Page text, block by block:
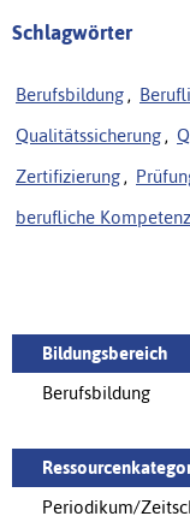
Schlagwörter
Berufsbildung ,
Qualitätssicherung ,
Zertifizierung ,
berufliche Kompetenz
Bildungsbereich
Berufsbildung
Periodikum/